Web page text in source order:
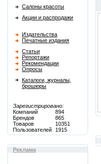
Салоны красоты
Акции и распродажи
Издательства
Печатные издания
Статьи
Репортажи
Рекомендации
Опросы
Каталоги, журналы,
брошюры
Зарегистрировано:
Компаний
894
Брендов
865
Товаров
10351
Пользователей
1915
Реклама